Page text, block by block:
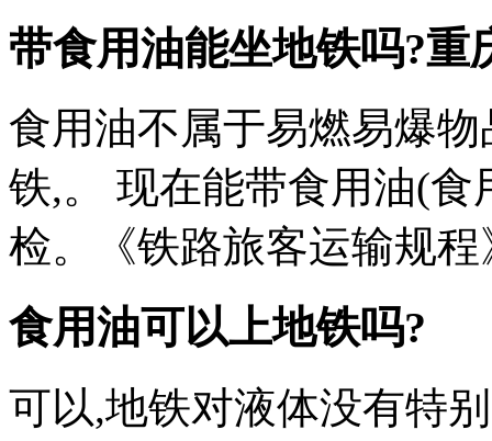
带食用油能坐地铁吗?重
食用油不属于易燃易爆
铁,。 现在能带食用油(
检。《铁路旅客运输规
食用油可以上地铁吗?
可以,地铁对液体没有特